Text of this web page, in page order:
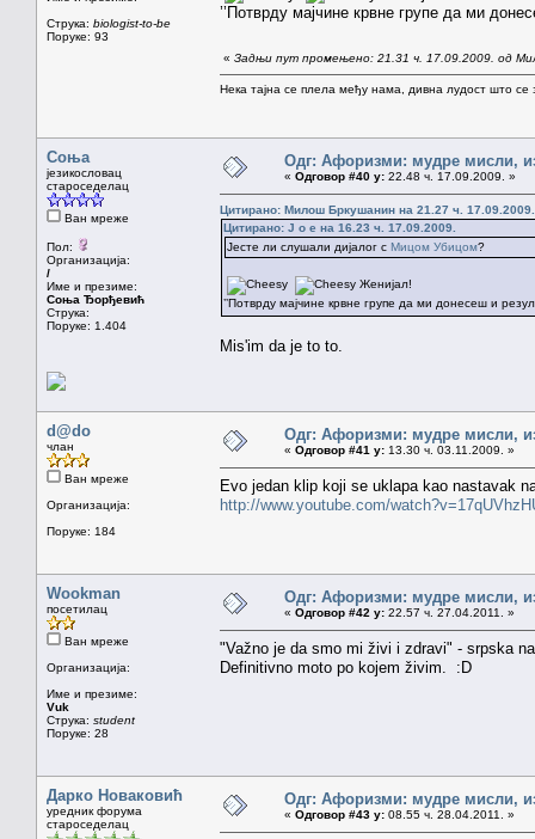
Струка: biologist-to-be
Поруке: 93
’’Потврду мајчине крвне групе да ми
« Задњи пут промењено: 21.31 ч. 17.09.2009. од
Нека тајна се плела међу нама, дивна лудост што се
Соња
језикословац
староседелац
Ван мреже
Пол:
Организација:
/
Име и презиме:
Соња Ђорђевић
Струка:
Поруке: 1.404
Одг: Афоризми: мудре мисли,
« Одговор #40 у: 22.48 ч. 17.09.2009. »
Цитирано: Милош Бркушанин на 21.27 ч. 17.09.2009.
Цитирано: J o e на 16.23 ч. 17.09.2009.
Јесте ли слушали дијалог с Мицом Убицом?
Женијал!
’’Потврду мајчине крвне групе да ми донесеш и
Mis'im da je to to.
d@do
члан
Ван мреже
Организација:
Поруке: 184
Одг: Афоризми: мудре мисли,
« Одговор #41 у: 13.30 ч. 03.11.2009. »
Evo jedan klip koji se uklapa kao nastavak
http://www.youtube.com/
Wookman
посетилац
Ван мреже
Организација:
Име и презиме:
Vuk
Струка: student
Поруке: 28
Одг: Афоризми: мудре мисли,
« Одговор #42 у: 22.57 ч. 27.04.2011. »
"Važno je da smo mi živi i zdravi" - srpska
Definitivno moto po kojem živim. :D
Дарко Новаковић
уредник форума
староседелац
Одг: Афоризми: мудре мисли,
« Одговор #43 у: 08.55 ч. 28.04.2011. »